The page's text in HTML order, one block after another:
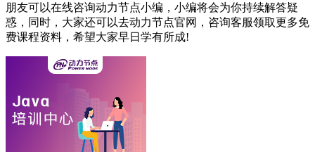
朋友可以在线咨询动力节点小编，小编将会为你持续解答疑
惑，同时，大家还可以去动力节点官网，咨询客服领取更多免
费课程资料，希望大家早日学有所成!